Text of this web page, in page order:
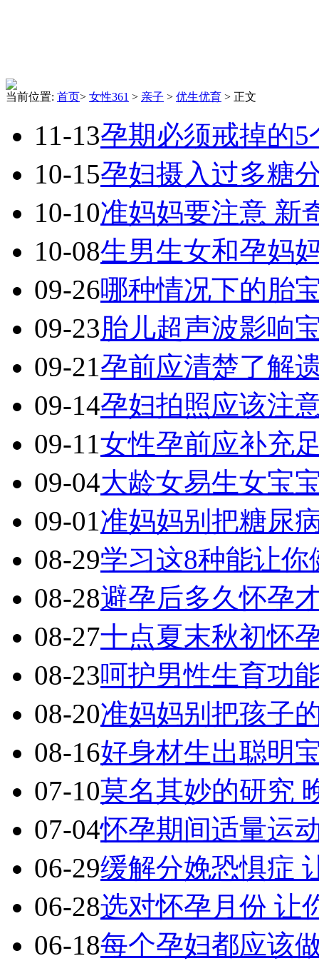
当前位置: 首页> 女性361 > 亲子 > 优生优育 > 正文
11-13孕期必须戒掉的5
10-15孕妇摄入过多糖
10-10准妈妈要注意 新
10-08生男生女和孕妈
09-26哪种情况下的胎
09-23胎儿超声波影响
09-21孕前应清楚了解
09-14孕妇拍照应该注
09-11女性孕前应补充
09-04大龄女易生女宝
09-01准妈妈别把糖尿
08-29学习这8种能让
08-28避孕后多久怀孕
08-27十点夏末秋初怀
08-23呵护男性生育功
08-20准妈妈别把孩子
08-16好身材生出聪明
07-10莫名其妙的研究
07-04怀孕期间适量运
06-29缓解分娩恐惧症
06-28选对怀孕月份 让
06-18每个孕妇都应该